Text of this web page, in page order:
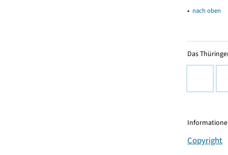
▴ nach oben
Das
Copyright